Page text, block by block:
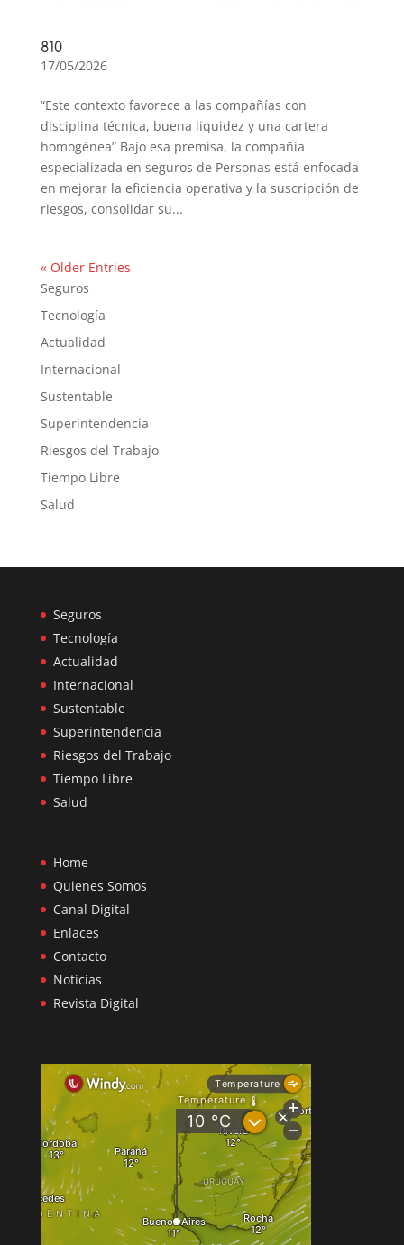
810
17/05/2026
“Este contexto favorece a las compañías con
disciplina técnica, buena liquidez y una cartera
homogénea” Bajo esa premisa, la compañía
especializada en seguros de Personas está enfocada
en mejorar la eficiencia operativa y la suscripción de
riesgos, consolidar su...
« Older Entries
Seguros
Tecnología
Actualidad
Internacional
Sustentable
Superintendencia
Riesgos del Trabajo
Tiempo Libre
Salud
Seguros
Tecnología
Actualidad
Internacional
Sustentable
Superintendencia
Riesgos del Trabajo
Tiempo Libre
Salud
Home
Quienes Somos
Canal Digital
Enlaces
Contacto
Noticias
Revista Digital